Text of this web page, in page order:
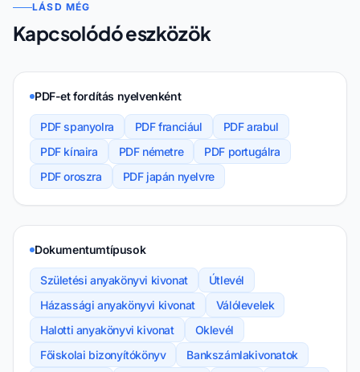
LÁSD MÉG
Kapcsolódó eszközök
PDF-et fordítás nyelvenként
PDF spanyolra PDF franciául
PDF arabul
PDF kínaira
PDF németre
PDF portugálra
PDF oroszra
PDF japán nyelvre
Dokumentumtípusok
Születési anyakönyvi kivonat
Útlevél
Házassági anyakönyvi kivonat
Válólevelek
Halotti anyakönyvi kivonat
Oklevél
Főiskolai bizonyítókönyv
Bankszámlakivonatok